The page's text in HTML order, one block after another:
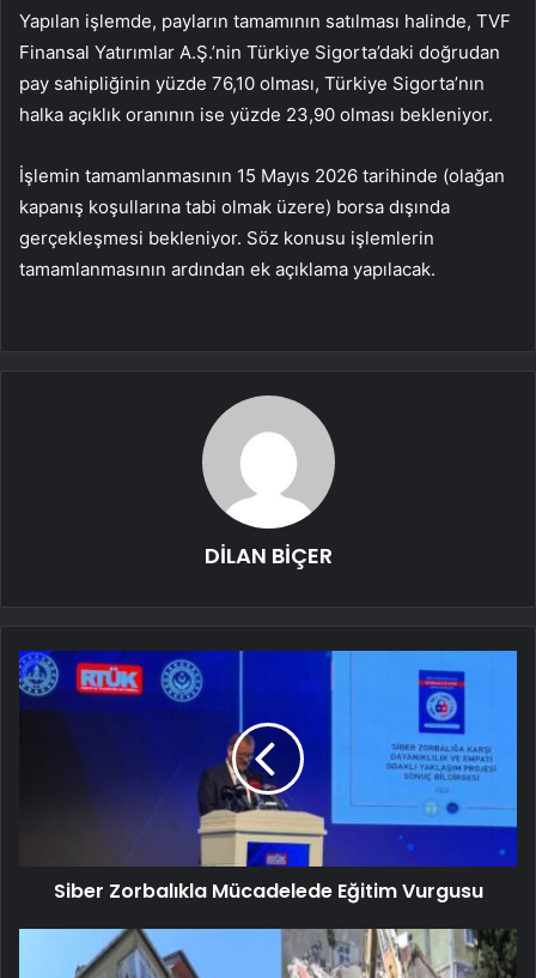
Yapılan işlemde, payların tamamının satılması halinde, TVF
Finansal Yatırımlar A.Ş.’nin Türkiye Sigorta’daki doğrudan
pay sahipliğinin yüzde 76,10 olması, Türkiye Sigorta’nın
halka açıklık oranının ise yüzde 23,90 olması bekleniyor.
İşlemin tamamlanmasının 15 Mayıs 2026 tarihinde (olağan
kapanış koşullarına tabi olmak üzere) borsa dışında
gerçekleşmesi bekleniyor. Söz konusu işlemlerin
tamamlanmasının ardından ek açıklama yapılacak.
DİLAN BİÇER
Siber Zorbalıkla Mücadelede Eğitim Vurgusu